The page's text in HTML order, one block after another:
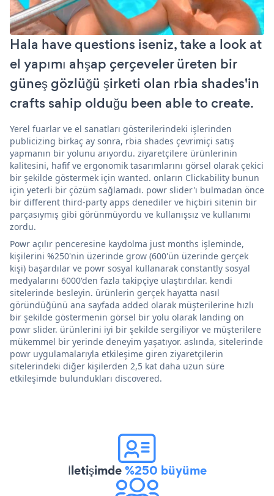
Hala have questions iseniz, take a look at
el yapımı ahşap çerçeveler üreten bir
güneş gözlüğü şirketi olan rbia shades'in
crafts sahip olduğu been able to create.
Yerel fuarlar ve el sanatları gösterilerindeki işlerinden
publicizing birkaç ay sonra, rbia shades çevrimiçi satış
yapmanın bir yolunu arıyordu. ziyaretçilere ürünlerinin
kalitesini, hafif ve ergonomik tasarımlarını görsel olarak çekici
bir şekilde göstermek için wanted. onların Clickability bunun
için yeterli bir çözüm sağlamadı. powr slider'ı bulmadan önce
bir different third-party apps denediler ve hiçbiri sitenin bir
parçasıymış gibi görünmüyordu ve kullanışsız ve kullanımı
zordu.
Powr açılır penceresine kaydolma just months işleminde,
kişilerini %250'nin üzerinde grow (600'ün üzerinde gerçek
kişi) başardılar ve powr sosyal kullanarak constantly sosyal
medyalarını 6000'den fazla takipçiye ulaştırdılar. kendi
sitelerinde besleyin. ürünlerin gerçek hayatta nasıl
göründüğünü ana sayfada added olarak müşterilerine hızlı
bir şekilde göstermenin görsel bir yolu olarak landing on
powr slider. ürünlerini iyi bir şekilde sergiliyor ve müşterilere
mükemmel bir yerinde deneyim yaşatıyor. aslında, sitelerinde
powr uygulamalarıyla etkileşime giren ziyaretçilerin
sitelerindeki diğer kişilerden 2,5 kat daha uzun süre
etkileşimde bulundukları discovered.
İletişimde%250 büyüme